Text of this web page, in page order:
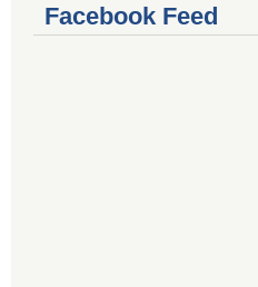
Facebook Feed